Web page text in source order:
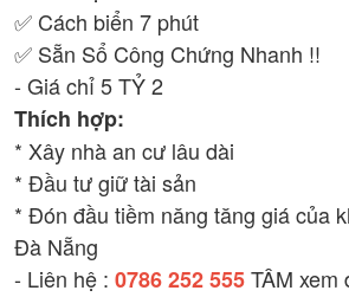
✅ Cách biển 7 phút
✅ Sẵn Sổ Công Chứng Nhanh !!
- Giá chỉ 5 TỶ 2
Thích hợp:
* Xây nhà an cư lâu dài
* Đầu tư giữ tài sản
* Đón đầu tiềm năng tăng giá của
Đà Nẵng
- Liên hệ : 0786 252 555TÂM xem